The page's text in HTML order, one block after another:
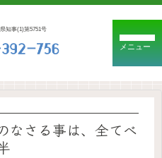
知事(1)第5751号
メニュー
なさる事は、全てベ